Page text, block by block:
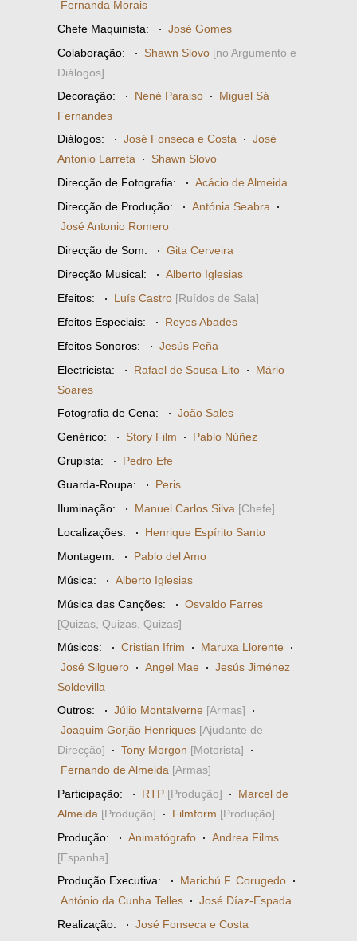
Fernanda Morais
Chefe Maquinista: · José Gomes
Colaboração: · Shawn Slovo [no Argumento e
Diálogos]
Decoração: · Nené Paraiso · Miguel Sá
Fernandes
Diálogos: · José Fonseca e Costa · José
Antonio Larreta · Shawn Slovo
Direcção de Fotografia: · Acácio de Almeida
Direcção de Produção: · Antónia Seabra ·
José Antonio Romero
Direcção de Som: · Gita Cerveira
Direcção Musical: · Alberto Iglesias
Efeitos: · Luís Castro [Ruídos de Sala]
Efeitos Especiais: · Reyes Abades
Efeitos Sonoros: · Jesús Peña
Electricista: · Rafael de Sousa-Lito · Mário
Soares
Fotografia de Cena: · João Sales
Genérico: · Story Film · Pablo Núñez
Grupista: · Pedro Efe
Guarda-Roupa: · Peris
Iluminação: · Manuel Carlos Silva [Chefe]
Localizações: · Henrique Espírito Santo
Montagem: · Pablo del Amo
Música: · Alberto Iglesias
Música das Canções: · Osvaldo Farres
[Quizas, Quizas, Quizas]
Músicos: · Cristian Ifrim · Maruxa Llorente ·
José Silguero · Angel Mae · Jesús Jiménez
Soldevilla
Outros: · Júlio Montalverne [Armas] ·
Joaquim Gorjão Henriques [Ajudante de
Direcção] · Tony Morgon [Motorista] ·
Fernando de Almeida [Armas]
Participação: · RTP [Produção] · Marcel de
Almeida [Produção] · Filmform [Produção]
Produção: · Animatógrafo · Andrea Films
[Espanha]
Produção Executiva: · Marichú F. Corugedo ·
António da Cunha Telles · José Díaz-Espada
Realização: · José Fonseca e Costa